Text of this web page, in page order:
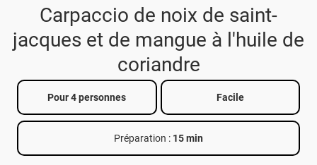
Téléchargez l'app Saveurs Recettes
Index des recettes
Guide d'achat
Carpaccio de noix de saint-
jacques et de mangue à l'huile de
coriandre
Pour 4 personnes Facile
Préparation : 15 min